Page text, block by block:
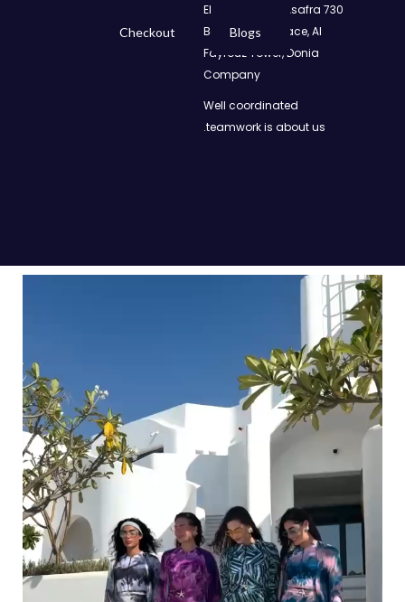
730 El Geish Road, Asafra
Bahri, Elizeh Palace, Al
Fayrouz Tower, Donia
Company
Well coordinated
teamwork is about us.
Blogs
Checkout